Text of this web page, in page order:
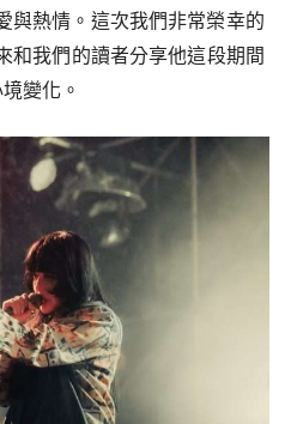
與熱情。這次我們非常榮幸的
和我們的讀者分享他這段期間
變化。